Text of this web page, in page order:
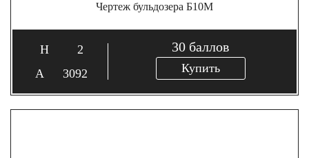
Чертеж бульдозера Б10М
2
3092
30 баллов
Купить